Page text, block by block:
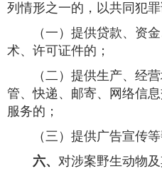
列情形之一的，以共同犯罪
（一）提供贷款、资金
术、许可证件的；
（二）提供生产、经营
管、快递、邮寄、网络信
服务的；
（三）提供广告宣传等
六、 对涉案野生动物